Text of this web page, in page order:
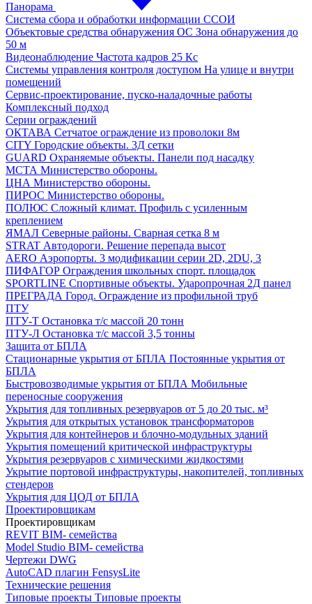
Панорама
Система сбора и обработки информации ССОИ
Объектовые средства обнаружения ОС Зона обнаружения до
50 м
Видеонаблюдение Частота кадров 25 Кс
Системы управления контроля доступом На улице и внутри
помещений
Сервис-проектирование, пуско-наладочные работы
Комплексный подход
Серии ограждений
ОКТАВА Сетчатое ограждение из проволоки 8м
CITY Городские объекты. 3Д сетки
GUARD Охраняемые объекты. Панели под насадку
МСТА Министерство обороны.
ЦНА Министерство обороны.
ПИРОС Министерство обороны.
ПОЛЮС Сложный климат. Профиль с усиленным
креплением
ЯМАЛ Северные районы. Сварная сетка 8 м
STRAT Автодороги. Решение перепада высот
AERO Аэропорты. 3 модификации серии 2D, 2DU, 3
ПИФАГОР Ограждения школьных спорт. площадок
SPORTLINE Спортивные объекты. Ударопрочная 2Д панел
ПРЕГРАДА Город. Ограждение из профильной труб
ПТУ
ПТУ-Т Остановка т/c массой 20 тонн
ПТУ-Л Остановка т/c массой 3,5 тонны
Защита от БПЛА
Стационарные укрытия от БПЛА Постоянные укрытия от
БПЛА
Быстровозводимые укрытия от БПЛА Мобильные
переносные сооружения
Укрытия для топливных резервуаров от 5 до 20 тыс. м³
Укрытия для открытых установок трансформаторов
Укрытия для контейнеров и блочно-модульных зданий
Укрытия помещений критической инфраструктуры
Укрытия резервуаров с химическими жидкостями
Укрытие портовой инфраструктуры, накопителей, топливных
стендеров
Укрытия для ЦОД от БПЛА
Проектировщикам
Проектировщикам
REVIT BIM- семейства
Model Studio BIM- семейства
Чертежи DWG
AutoCAD плагин FensysLite
Технические решения
Типовые проекты Типовые проекты